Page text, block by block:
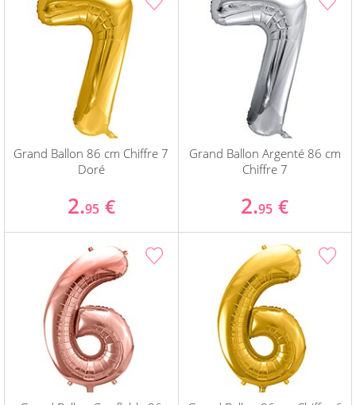
Grand Ballon 86 cm Chiffre 7
Doré
2.95 €
Grand Ballon Argenté 86 cm
Chiffre 7
2.95 €